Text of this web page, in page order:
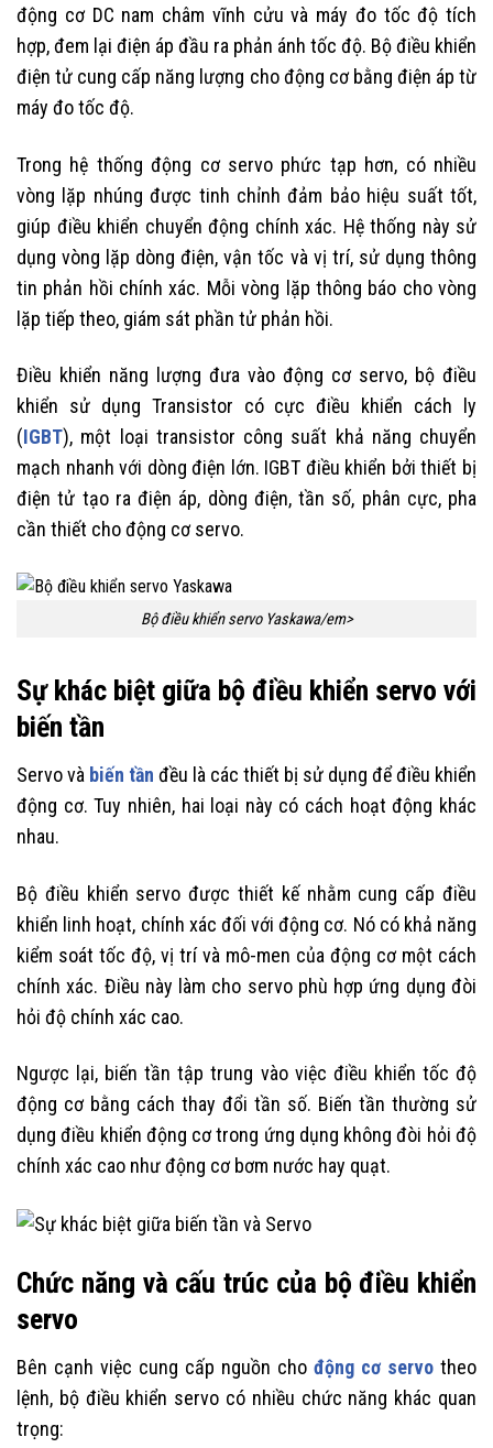
động cơ DC nam châm vĩnh cửu và máy đo tốc độ tích
hợp, đem lại điện áp đầu ra phản ánh tốc độ. Bộ điều khiển
điện tử cung cấp năng lượng cho động cơ bằng điện áp từ
máy đo tốc độ.
Trong hệ thống động cơ servo phức tạp hơn, có nhiều
vòng lặp nhúng được tinh chỉnh đảm bảo hiệu suất tốt,
giúp điều khiển chuyển động chính xác. Hệ thống này sử
dụng vòng lặp dòng điện, vận tốc và vị trí, sử dụng thông
tin phản hồi chính xác. Mỗi vòng lặp thông báo cho vòng
lặp tiếp theo, giám sát phần tử phản hồi.
Điều khiển năng lượng đưa vào động cơ servo, bộ điều
khiển sử dụng Transistor có cực điều khiển cách ly
(IGBT), một loại transistor công suất khả năng chuyển
mạch nhanh với dòng điện lớn. IGBT điều khiển bởi thiết bị
điện tử tạo ra điện áp, dòng điện, tần số, phân cực, pha
cần thiết cho động cơ servo.
Bộ điều khiển servo Yaskawa/em>
Sự khác biệt giữa bộ điều khiển servo với
biến tần
Servo và biến tần đều là các thiết bị sử dụng để điều khiển
động cơ. Tuy nhiên, hai loại này có cách hoạt động khác
nhau.
Bộ điều khiển servo được thiết kế nhằm cung cấp điều
khiển linh hoạt, chính xác đối với động cơ. Nó có khả năng
kiểm soát tốc độ, vị trí và mô-men của động cơ một cách
chính xác. Điều này làm cho servo phù hợp ứng dụng đòi
hỏi độ chính xác cao.
Ngược lại, biến tần tập trung vào việc điều khiển tốc độ
động cơ bằng cách thay đổi tần số. Biến tần thường sử
dụng điều khiển động cơ trong ứng dụng không đòi hỏi độ
chính xác cao như động cơ bơm nước hay quạt.
Chức năng và cấu trúc của bộ điều khiển
servo
Bên cạnh việc cung cấp nguồn cho động cơ servo theo
lệnh, bộ điều khiển servo có nhiều chức năng khác quan
trọng: